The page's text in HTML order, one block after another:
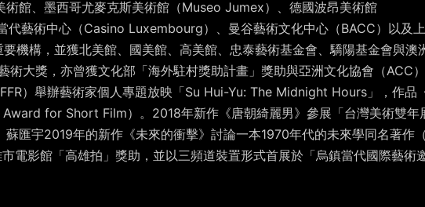
館、墨西哥尤麥克斯美術館（Museo Jumex）、德國波昂美術館
代藝術中心（Casino Luxembourg）、曼谷藝術文化中心（BACC）以及
機構，並獲北美館、國美館、高美館、忠泰藝術基金會、驕陽基金會與澳
術大獎，亦曾獲文化部「海外駐村獎助計畫」獎助與亞洲文化協會（ACC
）舉辦藝術家個人專題放映「Su Hui-Yu: The Midnight Hours」，作品
for Short Film）。2018年新作《唐朝綺麗男》參展「台灣美術雙年
匯宇2019年的新作《未來的衝擊》討論一本1970年代的未來學同名著作
電影館「高雄拍」獎助，並以三頻道裝置形式首展於「烏鎮當代國際藝術